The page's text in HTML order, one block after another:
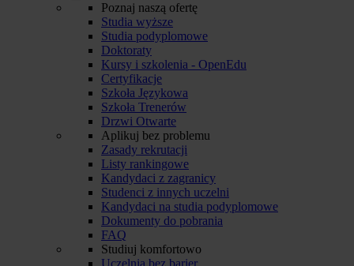
Poznaj naszą ofertę
Studia wyższe
Studia podyplomowe
Doktoraty
Kursy i szkolenia - OpenEdu
Certyfikacje
Szkoła Językowa
Szkoła Trenerów
Drzwi Otwarte
Aplikuj bez problemu
Zasady rekrutacji
Listy rankingowe
Kandydaci z zagranicy
Studenci z innych uczelni
Kandydaci na studia podyplomowe
Dokumenty do pobrania
FAQ
Studiuj komfortowo